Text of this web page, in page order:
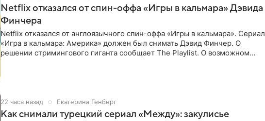
Netflix отказался от спин-оффа «Игры в кальмара» Дэвида
Финчера
Netflix отказался от англоязычного спин-оффа «Игры в кальмара». Сериал
«Игра в кальмара: Америка» должен был снимать Дэвид Финчер. О
решении стримингового гиганта сообщает The Playlist. О возможном
22 часа назад Екатерина Генберг
Как снимали турецкий сериал «Между»: закулисье